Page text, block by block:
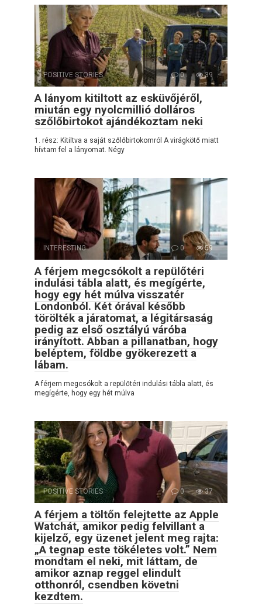
POSITIVE STORIES 0 39
A lányom kitiltott az esküvőjéről,
miután egy nyolcmillió dolláros
szőlőbirtokot ajándékoztam neki
1. rész: Kitiltva a saját szőlőbirtokomról A virágkötő miatt
hívtam fel a lányomat. Négy
INTERESTING 0 59
A férjem megcsókolt a repülőtéri
indulási tábla alatt, és megígérte,
hogy egy hét múlva visszatér
Londonból. Két órával később
törölték a járatomat, a légitársaság
pedig az első osztályú váróba
irányított. Abban a pillanatban, hogy
beléptem, földbe gyökerezett a
lábam.
A férjem megcsókolt a repülőtéri indulási tábla alatt, és
megígérte, hogy egy hét múlva
POSITIVE STORIES 0 37
A férjem a töltőn felejtette az Apple
Watchát, amikor pedig felvillant a
kijelző, egy üzenet jelent meg rajta:
„A tegnap este tökéletes volt.” Nem
mondtam el neki, mit láttam, de
amikor aznap reggel elindult
otthonról, csendben követni
kezdtem.